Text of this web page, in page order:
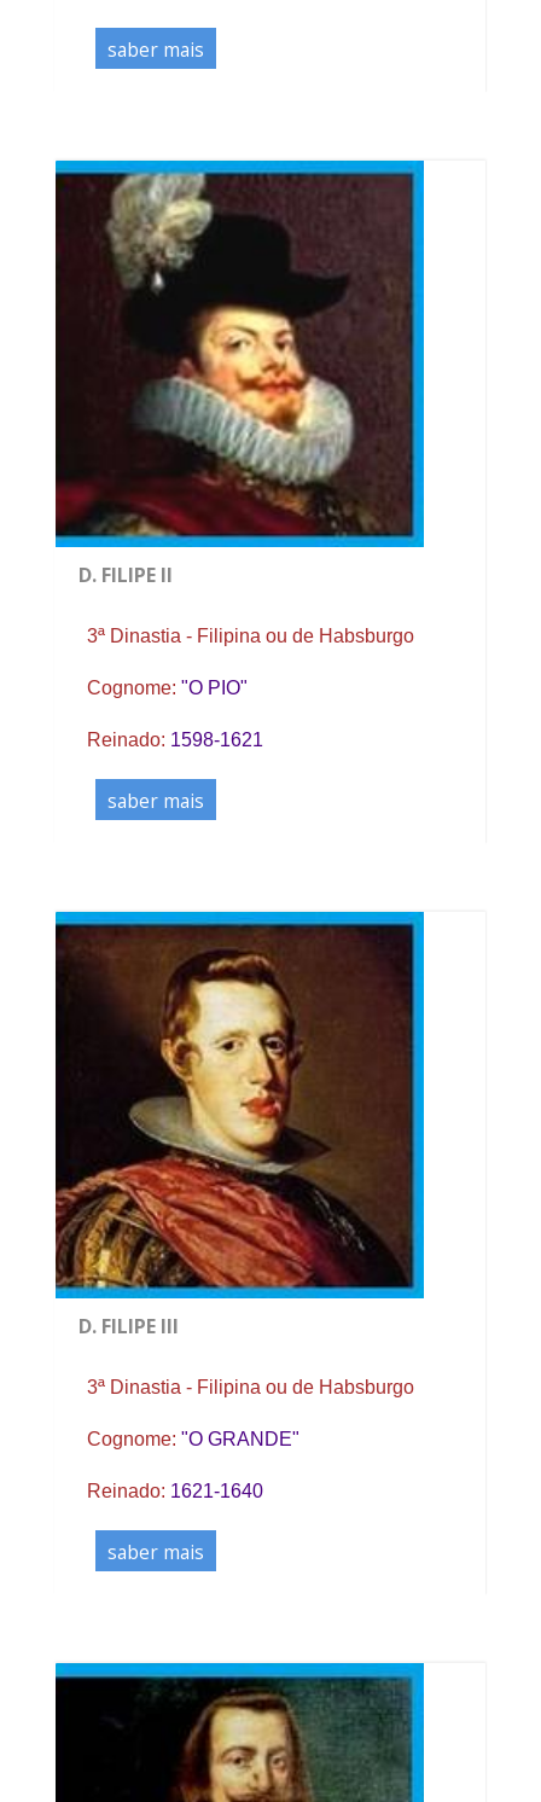
saber mais
D. FILIPE II
3ª Dinastia - Filipina ou de Habsburgo
Cognome: "O PIO"
Reinado: 1598-1621
saber mais
D. FILIPE III
3ª Dinastia - Filipina ou de Habsburgo
Cognome: "O GRANDE"
Reinado: 1621-1640
saber mais